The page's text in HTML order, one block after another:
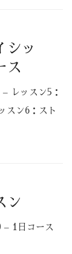
シッ
ス
レッスン5：
スン6：スト
ン
1日コース